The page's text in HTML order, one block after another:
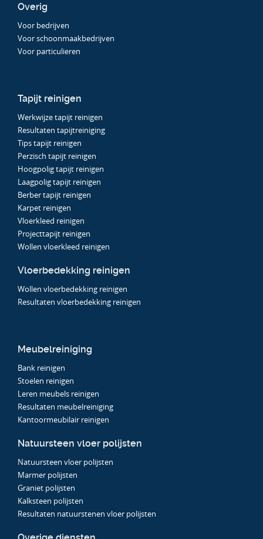
Overig
Voor bedrijven
Voor schoonmaakbedrijven
Voor particulieren
Tapijt reinigen
Werkwijze tapijt reinigen
Resultaten tapijtreiniging
Tips tapijt reinigen
Perzisch tapijt reinigen
Hoogpolig tapijt reinigen
Laagpolig tapijt reinigen
Berber tapijt reinigen
Karpet reinigen
Vloerkleed reinigen
Projecttapijt reinigen
Wollen vloerkleed reinigen
Vloerbedekking reinigen
Wollen vloerbedekking reinigen
Resultaten vloerbedekking reinigen
Meubelreiniging
Bank reinigen
Stoelen reinigen
Leren meubels reinigen
Resultaten meubelreiniging
Kantoormeubilair reinigen
Natuursteen vloer polijsten
Natuursteen vloer polijsten
Marmer polijsten
Graniet polijsten
Kalksteen polijsten
Resultaten natuurstenen vloer polijsten